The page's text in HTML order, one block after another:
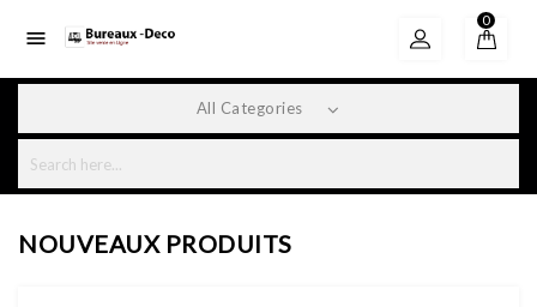

0
All Categories
NOUVEAUX PRODUITS